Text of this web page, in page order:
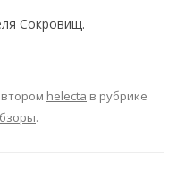
Сокровищ.
helecta в рубрике
.